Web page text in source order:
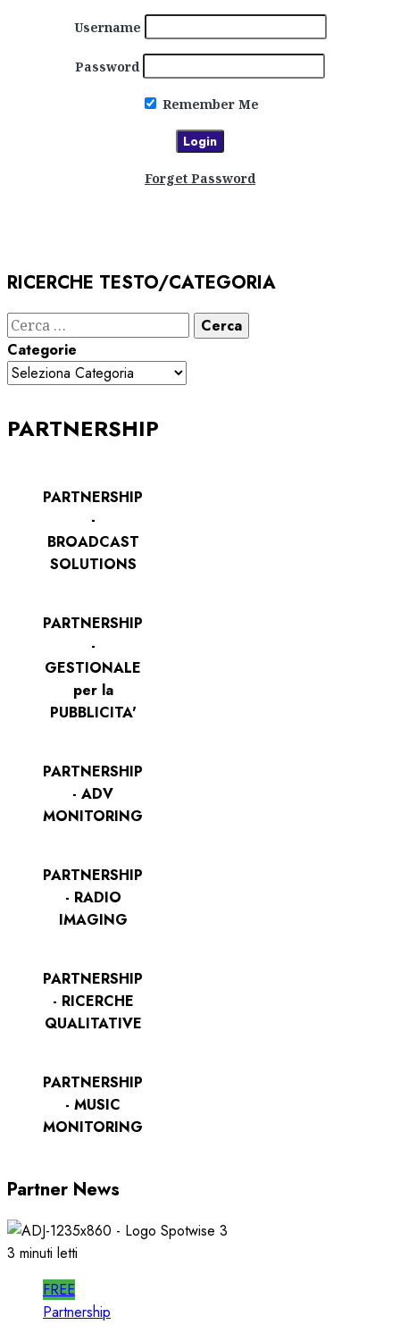
Username
Password
Remember Me
Forget Password
RICERCHE TESTO/CATEGORIA
Ricerca
per:
Categorie
PARTNERSHIP
PARTNERSHIP
-
BROADCAST
SOLUTIONS
PARTNERSHIP
-
GESTIONALE
per la
PUBBLICITA'
PARTNERSHIP
- ADV
MONITORING
PARTNERSHIP
- RADIO
IMAGING
PARTNERSHIP
- RICERCHE
QUALITATIVE
PARTNERSHIP
- MUSIC
MONITORING
Partner News
3 minuti letti
FREE
Partnership